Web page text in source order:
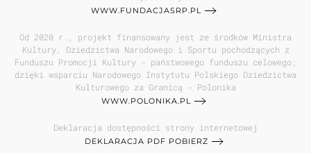
WWW.FUNDACJASRP.PL
Od 2020 r., projekt finansowany jest ze środków Ministra
Kultury, Dziedzictwa Narodowego i Sportu pochodzących z
Funduszu Promocji Kultury - państwowego funduszu celowego;
dzięki wsparciu Narodowego Instytutu Polskiego Dziedzictwa
Kulturowego za Granicą - Polonika
WWW.POLONIKA.PL
Deklaracja dostępności strony internetowej
DEKLARACJA PDF POBIERZ